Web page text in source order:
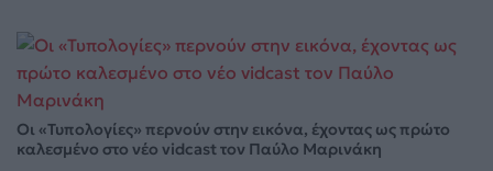
Οι «Τυπολογίες» περνούν στην εικόνα, έχοντας ως πρώτο
καλεσμένο στο νέο vidcast τον Παύλο Μαρινάκη